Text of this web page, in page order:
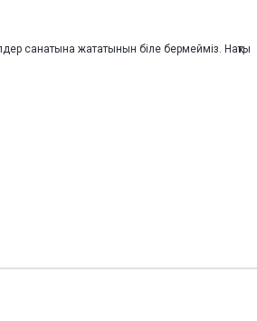
санатына жататынын біле бермейміз. Нақты